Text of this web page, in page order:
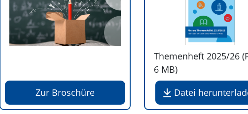
Zur Broschüre
Themenheft 2025/26
6 MB)
Datei